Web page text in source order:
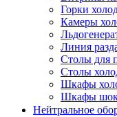
Горки
Камеры
Линия
Столы для
Столы
Шкафы
Шкафы
Нейтральное